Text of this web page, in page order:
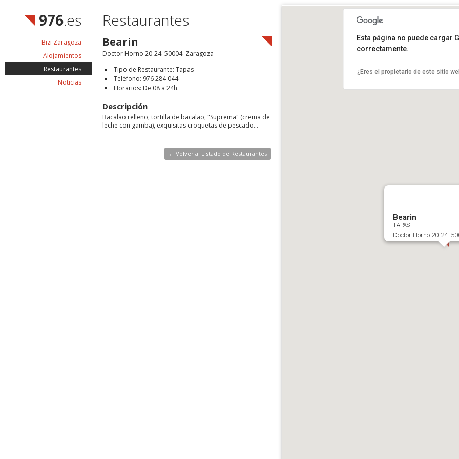
976.es
Bizi Zaragoza
Alojamientos
Restaurantes
Noticias
Restaurantes
Bearin
Doctor Horno 20-24. 50004. Zaragoza
Tipo de Restaurante: Tapas
Teléfono: 976 284 044
Horarios: De 08 a 24h.
Descripción
Bacalao relleno, tortilla de bacalao, "Suprema" (crema de
leche con gamba), exquisitas croquetas de pescado...
← Volver al Listado de Restaurantes
Bearin
TAPAS
Doctor Horno 20-24.
Esta página no puede cargar
correctamente.
¿Eres el propietario de este sitio